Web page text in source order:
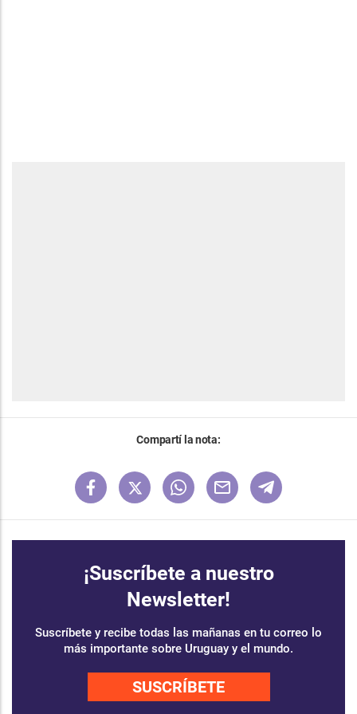
Compartí la nota:
¡Suscríbete a nuestro
Newsletter!
Suscríbete y recibe todas las mañanas en tu correo lo
más importante sobre Uruguay y el mundo.
SUSCRÍBETE